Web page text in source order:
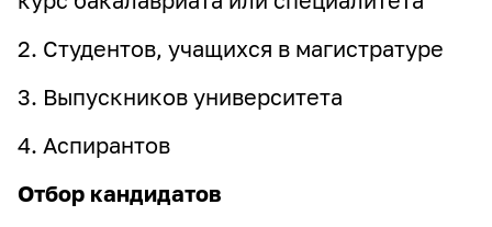
2. Студентов, учащихся в магистратуре
3. Выпускников университета
4. Аспирантов
Отбор кандидатов